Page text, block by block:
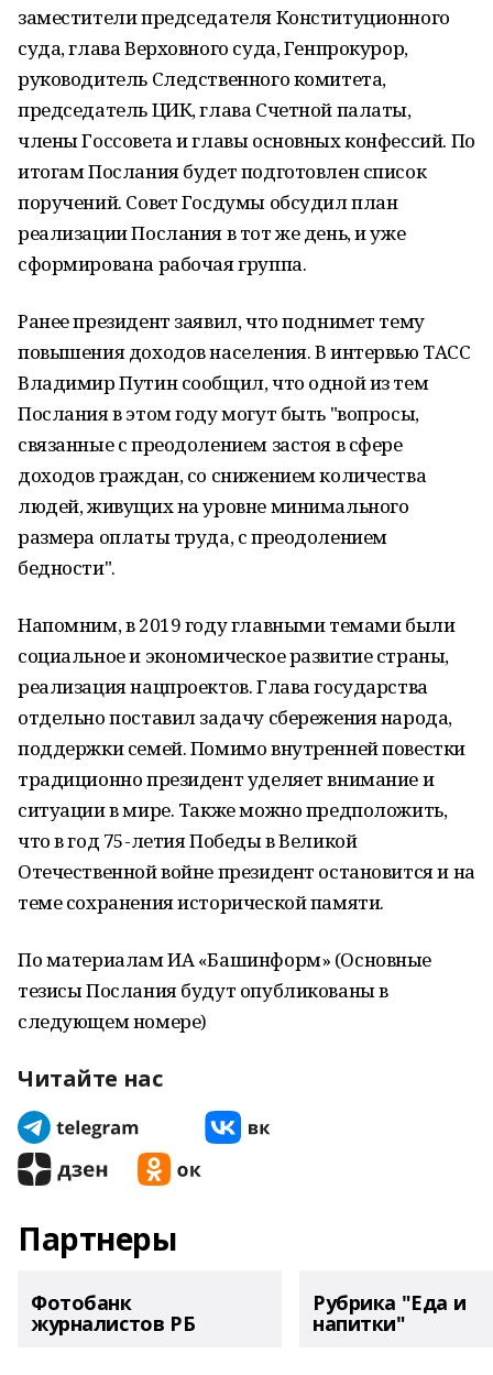
заместители председателя Конституционного
суда, глава Верховного суда, Генпрокурор,
руководитель Следственного комитета,
председатель ЦИК, глава Счетной палаты,
члены Госсовета и главы основных конфессий. По
итогам Послания будет подготовлен список
поручений. Совет Госдумы обсудил план
реализации Послания в тот же день, и уже
сформирована рабочая группа.
Ранее президент заявил, что поднимет тему
повышения доходов населения. В интервью ТАСС
Владимир Путин сообщил, что одной из тем
Послания в этом году могут быть "вопросы,
связанные с преодолением застоя в сфере
доходов граждан, со снижением количества
людей, живущих на уровне минимального
размера оплаты труда, с преодолением
бедности".
Напомним, в 2019 году главными темами были
социальное и экономическое развитие страны,
реализация нацпроектов. Глава государства
отдельно поставил задачу сбережения народа,
поддержки семей. Помимо внутренней повестки
традиционно президент уделяет внимание и
ситуации в мире. Также можно предположить,
что в год 75-летия Победы в Великой
Отечественной войне президент остановится и на
теме сохранения исторической памяти.
По материалам ИА «Башинформ» (Основные
тезисы Послания будут опубликованы в
следующем номере)
Читайте нас
Партнеры
Фотобанк
журналистов РБ
Рубрика "Еда и
напитки"